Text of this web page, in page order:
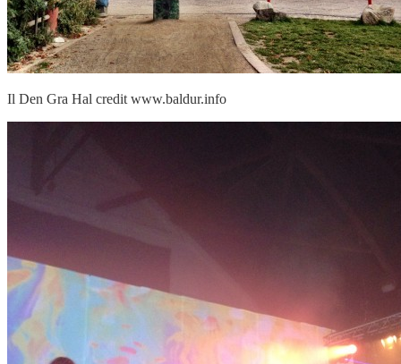
Il Den Gra Hal credit www.baldur.info